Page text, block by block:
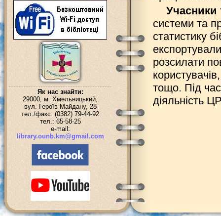
Як нас знайти:
29000, м. Хмельницький,
вул. Героїв Майдану, 28
тел./факс: (0382) 79-44-92
тел.: 65-58-25
e-mail:
library.ounb.km@gmail.com
Учасники
системи та
статистику
розсилати
тощо. Під
діяльність